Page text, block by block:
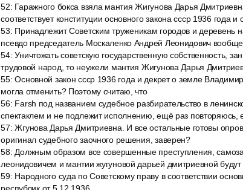
52: Гаражного бокса взяла мантия Жигунова Дарья
соответствует конституции основного закона ссср 1936 года и
53: Принадлежит Советским труженикам городов и деревень
псевдо председатель Москаленко Андрей Леонидович
54:Уничтожать советскую государственную собственность,
трудовой народ, то неужели мантия Жигунова Дарья
55:Основной закон ссср 1936 года и декрет о земле
могла отменить? Поэтому считаю, что
56: Farsh под названием судебное разбирательство в
спектаклем и не подлежит исполнению, ещё раз повторяюсь,
57:Жгунова Дарья Дмитриевна. И все остальные готовы
оригинал судебного заочного решения, заверен?
58: Должным образом все совершенные преступления,
леонидовичем и мантии жугуновой дарьей дмитриевной
59: Народного суда по Советскому праву в соответствии